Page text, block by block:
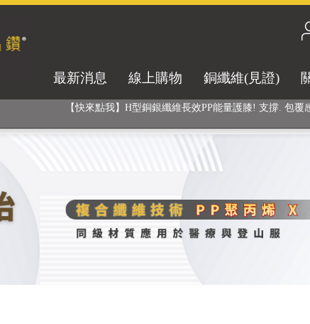
最新消息 線上購物 銅纖維(見證)
獨家專利紗線及捻合技術! 黑晶竹炭+PP聚丙烯纖維 (登山服、醫療級
【快來點我】H型銅銀纖維長效PP能量護膝! 支撐. 包覆
【快來點我】三金家族- 專利活氧 男女內